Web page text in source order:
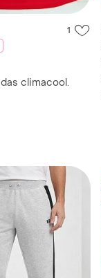
1
climacool.